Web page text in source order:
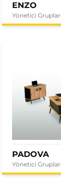
ENZO
Yönetici Grupları
PADOVA
Yönetici Grupları